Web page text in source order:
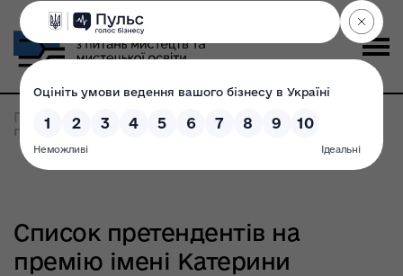
Головна Всі новини >
Список претендентів на
премію імені Катерини Білокур у 2024 році
Список претендентів на
премію імені Катерини